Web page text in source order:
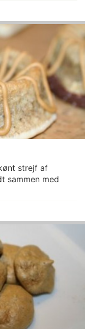
strejf af
sammen med